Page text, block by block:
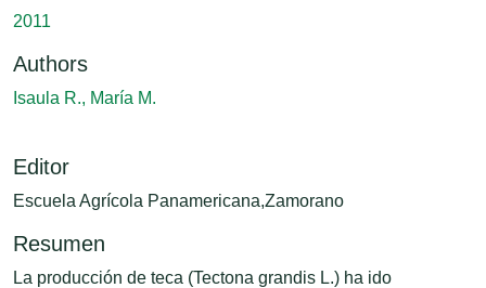
2011
Authors
Isaula R., María M.
Editor
Escuela Agrícola Panamericana,Zamorano
Resumen
La producción de teca (Tectona grandis L.) ha ido